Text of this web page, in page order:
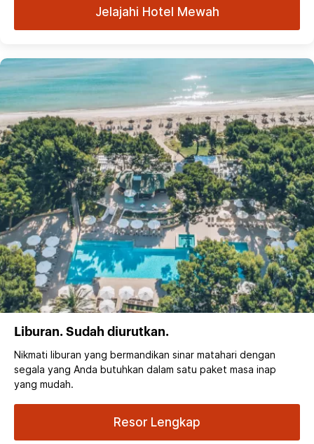
Jelajahi Hotel Mewah
Liburan. Sudah diurutkan.
Nikmati liburan yang bermandikan sinar matahari dengan
segala yang Anda butuhkan dalam satu paket masa inap
yang mudah.
Resor Lengkap